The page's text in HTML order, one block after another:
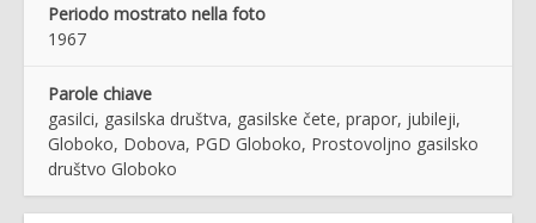
Periodo mostrato nella foto
1967
Parole chiave
gasilci, gasilska društva, gasilske čete, prapor, jubileji,
Globoko, Dobova, PGD Globoko, Prostovoljno gasilsko
društvo Globoko